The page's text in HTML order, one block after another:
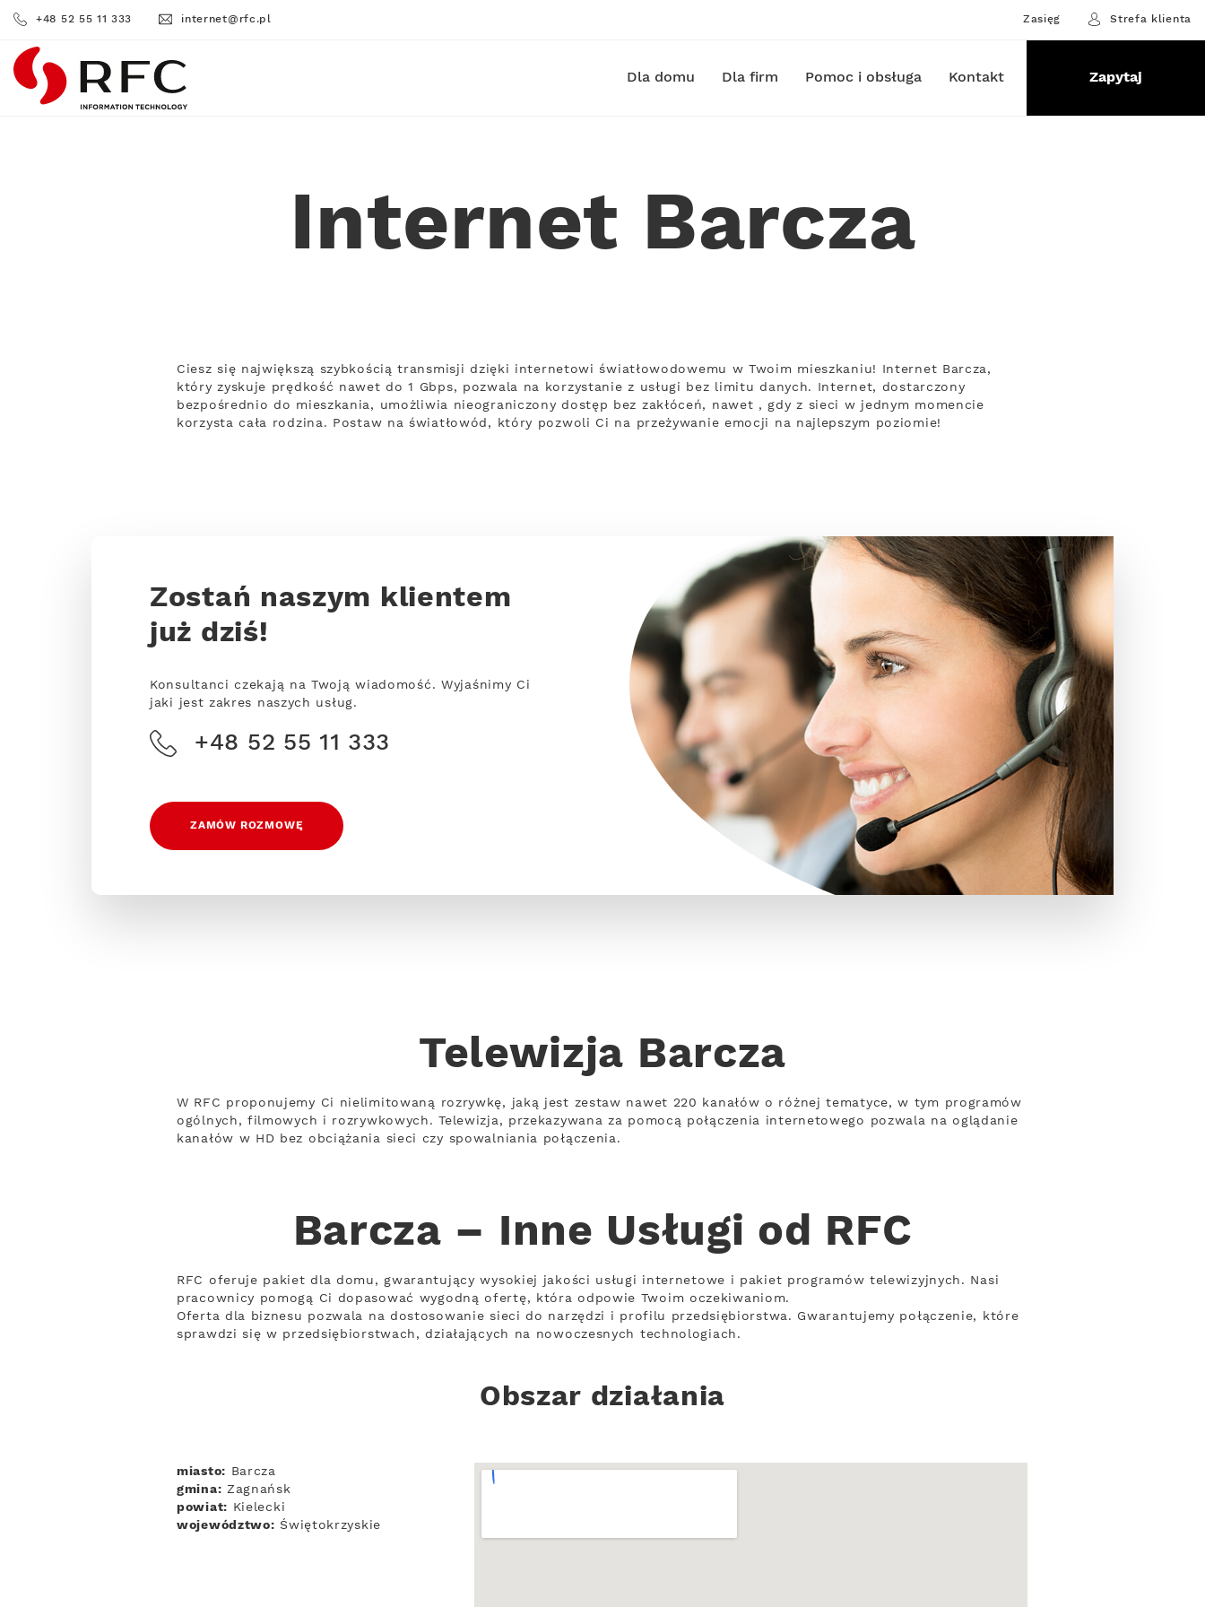
+48 52 55 11 333 internet@rfc.pl Zasięg Strefa klienta
RFC Dla domu Dla firm Pomoc i obsługa Kontakt Zapytaj
Internet Barcza
Ciesz się największą szybkością transmisji dzięki internetowi światłowodowemu w Twoim mieszkaniu! Internet Barcza,
który zyskuje prędkość nawet do 1 Gbps, pozwala na korzystanie z usługi bez limitu danych. Internet, dostarczony
bezpośrednio do mieszkania, umożliwia nieograniczony dostęp bez zakłóceń, nawet , gdy z sieci w jednym momencie
korzysta cała rodzina. Postaw na światłowód, który pozwoli Ci na przeżywanie emocji na najlepszym poziomie!
Zostań naszym klientem
już dziś!
Konsultanci czekają na Twoją wiadomość. Wyjaśnimy Ci
jaki jest zakres naszych usług.
+48 52 55 11 333
ZAMÓW ROZMOWĘ
Telewizja Barcza
W RFC proponujemy Ci nielimitowaną rozrywkę, jaką jest zestaw nawet 220 kanałów o różnej tematyce, w tym programów
ogólnych, filmowych i rozrywkowych. Telewizja, przekazywana za pomocą połączenia internetowego pozwala na oglądanie
kanałów w HD bez obciążania sieci czy spowalniania połączenia.
Barcza – Inne Usługi od RFC
RFC oferuje pakiet dla domu, gwarantujący wysokiej jakości usługi internetowe i pakiet programów telewizyjnych. Nasi
pracownicy pomogą Ci dopasować wygodną ofertę, która odpowie Twoim oczekiwaniom.
Oferta dla biznesu pozwala na dostosowanie sieci do narzędzi i profilu przedsiębiorstwa. Gwarantujemy połączenie, które
sprawdzi się w przedsiębiorstwach, działających na nowoczesnych technologiach.
Obszar działania
miasto: Barcza
gmina: Zagnańsk
powiat: Kielecki
województwo: Świętokrzyskie